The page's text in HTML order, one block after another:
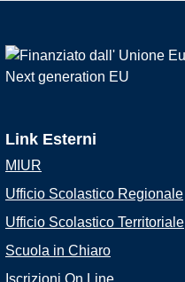
Link Esterni
MIUR
Ufficio Scolastico Regionale
Ufficio Scolastico Territoriale
Scuola in Chiaro
Iscrizioni On Line